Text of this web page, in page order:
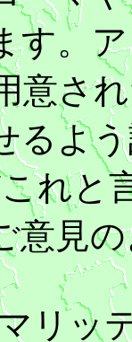
す。
意さ
るよ
れと
意見
リッ